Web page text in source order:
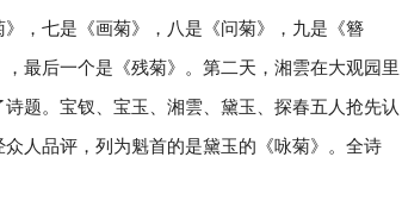
》，七是《画菊》，八是《问菊》，九是《簪
最后一个是《残菊》。第二天，湘雲在大观园里
题。宝钗、宝玉、湘雲、黛玉、探春五人抢先认
人品评，列为魁首的是黛玉的《咏菊》。全诗